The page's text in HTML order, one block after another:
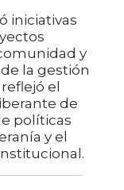
iniciativas
y
la gestión
el
de
políticas
y el